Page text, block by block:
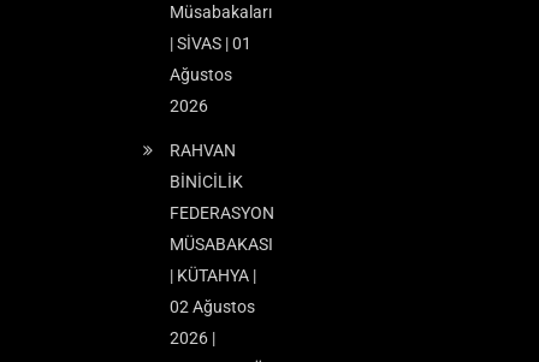
Müsabakaları
| SİVAS | 01
Ağustos
2026
RAHVAN
BİNİCİLİK
FEDERASYON
MÜSABAKASI
| KÜTAHYA |
02 Ağustos
2026 |